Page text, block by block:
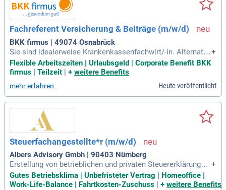
Fachreferent Versicherung & Beiträge (m/w/d)
BKK firmus | 49074 Osnabrück
Sie sind idealerweise Krankenkassenfachwirt/-in. Alternativ
bringen Sie ein abgeschlossenes Studium im Bereich des S
ozial- und Gesundheitswesens mit. Mehrjährige Berufserfah
ünschenswert.
+
Flexible Arbeitszeiten | Urlaubsgeld | Corporate Benefit BKK
firmus | Teilzeit | + weitere Benefits
mehr erfahren Heute veröffentlicht
Steuerfachangestellte*r (m/w/d)
Albers Advisory Gmbh | 90403 Nürnberg
Erstellung von betrieblichen und privaten Steuererklärungen;
Selbstständige Bearbeitung von Finanzbuchhaltungen; Viels
eitige Kommunikation mit Mandanten, Finanzämtern, Krank
+
Gutes Betriebsklima | Unbefristeter Vertrag | Homeoffice |
Work-Life-Balance | Fahrtkosten-Zuschuss | + weitere Benefits